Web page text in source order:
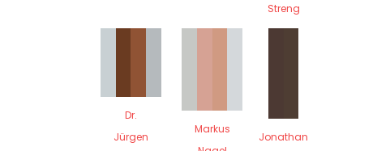
Streng
Dr.
Jürgen
Markus
Jonathan